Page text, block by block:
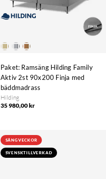
Paket: Ramsäng Hilding Family
Aktiv 2st 90x200 Finja med
bäddmadrass
Hilding
35 980,00 kr
SÄNGVECKOR
SVENSKTILLVERKAD